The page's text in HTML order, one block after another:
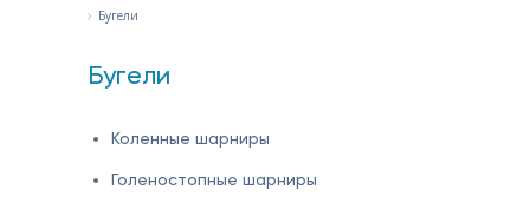
Бугели
Бугели
Коленные шарниры
Голеностопные шарниры